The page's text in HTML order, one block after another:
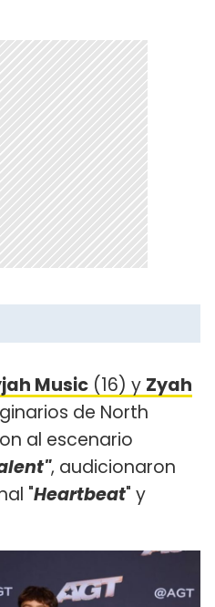
Music (16) y Zyah
de North
al escenario
, audicionaron
"Heartbeat" y